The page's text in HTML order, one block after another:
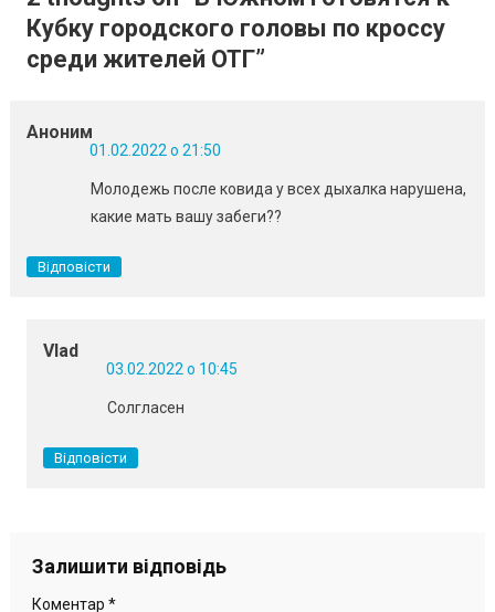
Кубку городского головы по кроссу
среди жителей ОТГ”
Аноним
01.02.2022 о 21:50
Молодежь после ковида у всех дыхалка нарушена,
какие мать вашу забеги??
Відповісти
Vlad
03.02.2022 о 10:45
Солгласен
Відповісти
Залишити відповідь
Коментар *